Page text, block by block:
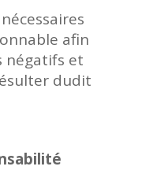
afin
négatifs et
dudit